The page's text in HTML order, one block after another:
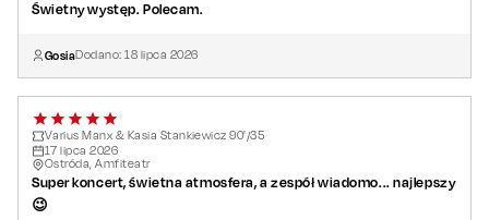
Świetny występ. Polecam.
GosiaDodano:18 lipca 2026
Varius Manx & Kasia Stankiewicz 90'/35
17 lipca 2026
Ostróda, Amfiteatr
Super koncert, świetna atmosfera, a zespół wiadomo... najlepszy
😉